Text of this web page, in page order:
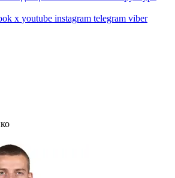
x youtube instagram telegram viber